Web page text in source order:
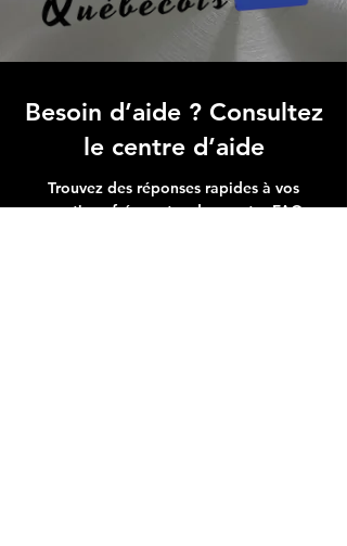
Besoin d’aide ? Consultez
le centre d’aide
Trouvez des réponses rapides à vos
questions fréquentes dans notre FAQ,